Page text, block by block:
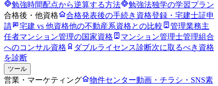
勉強時間配点から逆算する方法 勉強法独学の学習プラン
合格後・他資格
合格発表後の手続き 資格登録・宅建士証申
請
宅建 vs 他資格他の不動産系資格との比較
管理業務主
任者マンション管理の国家資格 マンション管理士管理組合
へのコンサル資格
ダブルライセンス診断次に取るべき資格
を診断
ツール
営業・マーケティング 物件センター動画・チラシ・SNS素